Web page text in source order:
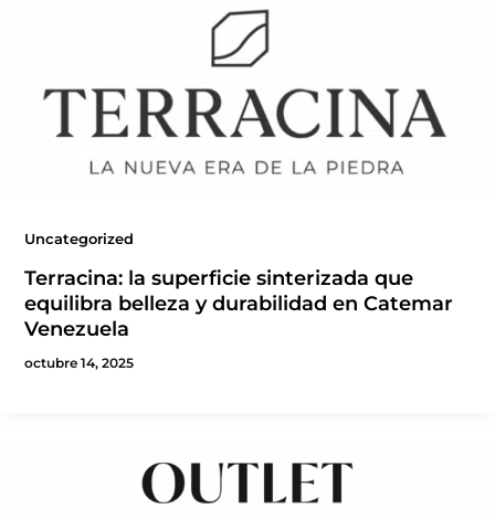
Uncategorized
Terracina: la superficie sinterizada que
equilibra belleza y durabilidad en Catemar
Venezuela
octubre 14, 2025